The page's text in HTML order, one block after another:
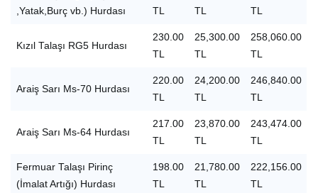
,Yatak,Burç vb.) Hurdası
TL
TL
TL
Kızıl Talaşı RG5 Hurdası
230.00
TL
25,300.00
TL
258,060.00
TL
Araiş Sarı Ms-70 Hurdası
220.00
TL
24,200.00
TL
246,840.00
TL
Araiş Sarı Ms-64 Hurdası
217.00
TL
23,870.00
TL
243,474.00
TL
Fermuar Talaşı Pirinç
(İmalat Artığı) Hurdası
198.00
TL
21,780.00
TL
222,156.00
TL